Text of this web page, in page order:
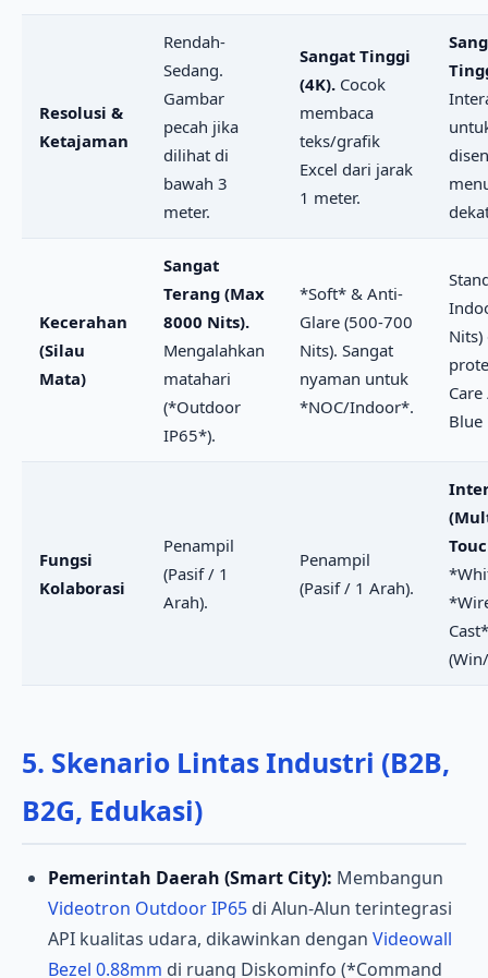
Resolusi &
Ketajaman
Rendah-
Sedang.
Gambar
pecah jika
dilihat di
bawah 3
meter.
Sangat Tinggi
(4K). Cocok
membaca
teks/grafik
Excel dari jarak
1 meter.
Kecerahan
(Silau
Mata)
Sangat
Terang (Max
8000 Nits).
Mengalahkan
matahari
(*Outdoor
IP65*).
*Soft* & Anti-
Glare (500-700
Nits). Sangat
nyaman untuk
*NOC/Indoor*.
Nits)
Fungsi
Kolaborasi
Penampil
(Pasif / 1
Arah).
Penampil
(Pasif / 1 Arah).
5. Skenario Lintas Industri (B2B,
B2G, Edukasi)
Pemerintah Daerah (Smart City): Membangun
Videotron Outdoor IP65 di Alun-Alun terintegrasi
API kualitas udara, dikawinkan dengan Videowall
Bezel 0.88mm di ruang Diskominfo (*Command